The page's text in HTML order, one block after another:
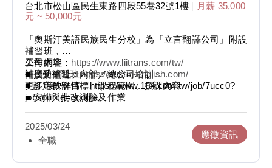
台北市松山區民生東路四段55巷32號1樓
月薪 35,000
元 ~ 50,000元
「奧斯汀美語民族民生分校」為「立言翻譯公司」附設
補習班，
公司網址： https://www.liitrans.com/tw/
補習班網址：https://austin-english.com/
工作內容
■ 接受補習班內部／總公司培訓
■ 訂定教學目標、課程範圍、授課內容
■ 安排與批改測驗及作業
■ 班級經營與親師溝通
■ 電話訪問
更多職缺詳情：https://www.104.com.tw/job/7ucc0?
jobsource=google
2025/03/24
全職
應徵資訊